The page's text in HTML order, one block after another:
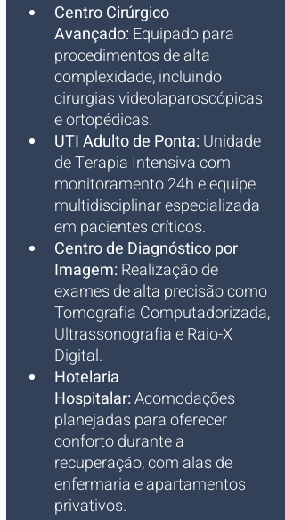
Centro Cirúrgico
Avançado: Equipado para
procedimentos de alta
complexidade, incluindo
cirurgias videolaparoscópicas
e ortopédicas.
UTI Adulto de Ponta: Unidade
de Terapia Intensiva com
monitoramento 24h e equipe
multidisciplinar especializada
em pacientes críticos.
Centro de Diagnóstico por
Imagem: Realização de
exames de alta precisão como
Tomografia Computadorizada,
Ultrassonografia e Raio-X
Digital.
Hotelaria
Hospitalar: Acomodações
planejadas para oferecer
conforto durante a
recuperação, com alas de
enfermaria e apartamentos
privativos.